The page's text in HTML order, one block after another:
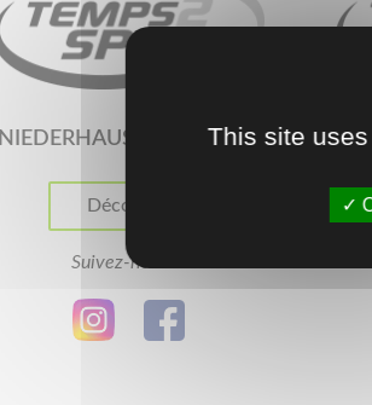
NIEDERHAUSBERGEN (67)
Découvrir
Suivez-nous ...
This site